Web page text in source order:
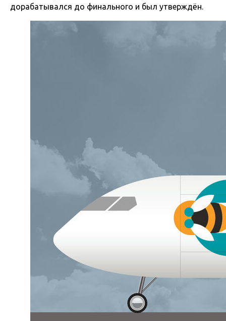
дорабатывался до финального и был утверждён.